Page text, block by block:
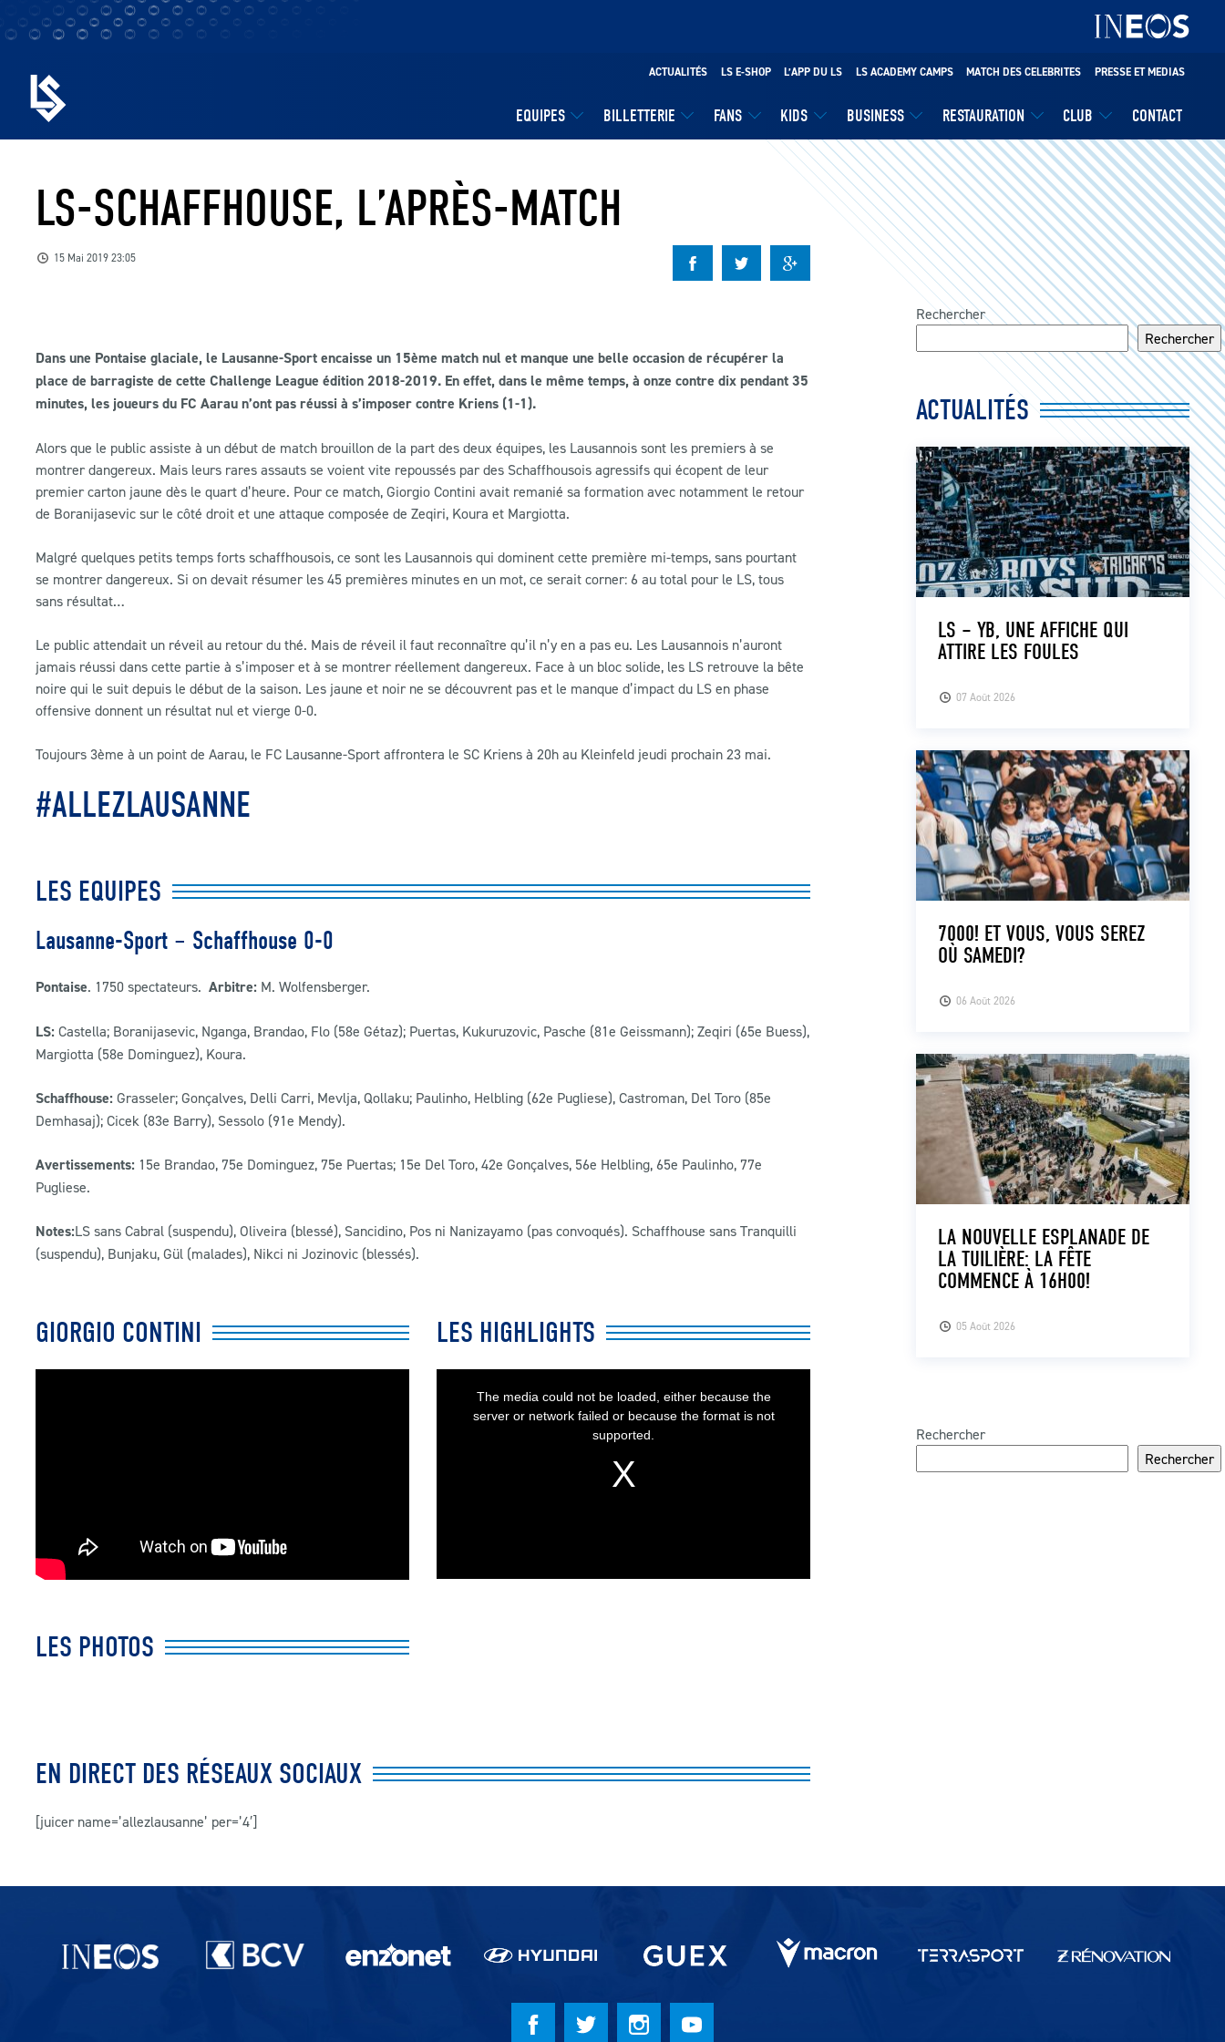
EQUIPES BILLETTERIE FANS KIDS BUSINESS RESTAURATION CLUB CONTACT
ACTUALITÉS LS E-SHOP L’APP DU LS LS ACADEMY CAMPS MATCH DES CELEBRITES PRESSE ET MEDIAS
LS-SCHAFFHOUSE, L’APRÈS-MATCH
15 Mai 2019 23:05
Dans une Pontaise glaciale, le Lausanne-Sport encaisse un 15ème match nul et manque une belle occasion de récupérer la
place de barragiste de cette Challenge League édition 2018-2019. En effet, dans le même temps, à onze contre dix pendant 35
minutes, les joueurs du FC Aarau n’ont pas réussi à s’imposer contre Kriens (1-1).
Alors que le public assiste à un début de match brouillon de la part des deux équipes, les Lausannois sont les premiers à se
montrer dangereux. Mais leurs rares assauts se voient vite repoussés par des Schaffhousois agressifs qui écopent de leur
premier carton jaune dès le quart d’heure. Pour ce match, Giorgio Contini avait remanié sa formation avec notamment le retour
de Boranijasevic sur le côté droit et une attaque composée de Zeqiri, Koura et Margiotta.
Malgré quelques petits temps forts schaffhousois, ce sont les Lausannois qui dominent cette première mi-temps, sans pourtant
se montrer dangereux. Si on devait résumer les 45 premières minutes en un mot, ce serait corner: 6 au total pour le LS, tous
sans résultat…
Le public attendait un réveil au retour du thé. Mais de réveil il faut reconnaître qu’il n’y en a pas eu. Les Lausannois n’auront
jamais réussi dans cette partie à s’imposer et à se montrer réellement dangereux. Face à un bloc solide, les LS retrouve la bête
noire qui le suit depuis le début de la saison. Les jaune et noir ne se découvrent pas et le manque d’impact du LS en phase
offensive donnent un résultat nul et vierge 0-0.
Toujours 3ème à un point de Aarau, le FC Lausanne-Sport affrontera le SC Kriens à 20h au Kleinfeld jeudi prochain 23 mai.
#ALLEZLAUSANNE
LES EQUIPES
Lausanne-Sport – Schaffhouse 0-0
Pontaise. 1750 spectateurs. Arbitre: M. Wolfensberger.
LS: Castella; Boranijasevic, Nganga, Brandao, Flo (58e Gétaz); Puertas, Kukuruzovic, Pasche (81e Geissmann); Zeqiri (65e Buess),
Margiotta (58e Dominguez), Koura.
Schaffhouse: Grasseler; Gonçalves, Delli Carri, Mevlja, Qollaku; Paulinho, Helbling (62e Pugliese), Castroman, Del Toro (85e
Demhasaj); Cicek (83e Barry), Sessolo (91e Mendy).
Avertissements: 15e Brandao, 75e Dominguez, 75e Puertas; 15e Del Toro, 42e Gonçalves, 56e Helbling, 65e Paulinho, 77e
Pugliese.
Notes:LS sans Cabral (suspendu), Oliveira (blessé), Sancidino, Pos ni Nanizayamo (pas convoqués). Schaffhouse sans Tranquilli
(suspendu), Bunjaku, Gül (malades), Nikci ni Jozinovic (blessés).
GIORGIO CONTINI LES HIGHLIGHTS
The media could not be loaded, either because the
server or network failed or because the format is not
supported.
LES PHOTOS
EN DIRECT DES RÉSEAUX SOCIAUX
[juicer name=’allezlausanne’ per=’4′]
Rechercher
Rechercher
ACTUALITÉS
07 Août 2026
LS – YB, UNE AFFICHE QUI
ATTIRE LES FOULES
06 Août 2026
7000! ET VOUS, VOUS SEREZ
OÙ SAMEDI?
05 Août 2026
LA NOUVELLE ESPLANADE DE
LA TUILIÈRE: LA FÊTE
COMMENCE À 16H00!
Rechercher
Rechercher
Partenaires du lausanne-Sport